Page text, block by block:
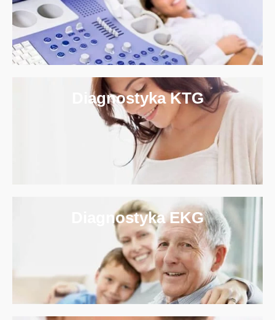
Diagnostyka KTG
Diagnostyka EKG